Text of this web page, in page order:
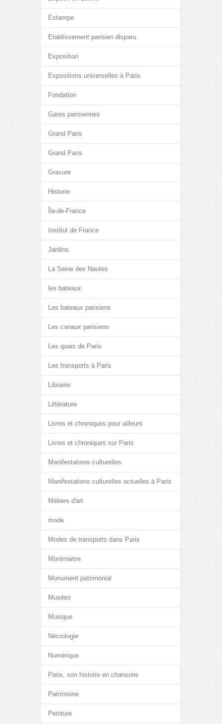
Estampe
Etablissement parisien disparu
Exposition
Expositions universelles à Paris
Fondation
Gares parisiennes
Grand Paris
Grand Paris
Gravure
Histoire
Île-de-France
Institut de France
Jardins
La Seine des Nautes
les bateaux
Les bateaux parisiens
Les canaux parisiens
Les quais de Paris
Les transports à Paris
Librairie
Littérature
Livres et chroniques pour ailleurs
Livres et chroniques sur Paris
Manifestations culturelles
Manifestations culturelles actuelles à Paris
Métiers d'art
mode
Modes de transports dans Paris
Montmartre
Monument patrimonial
Musées
Musique
Nécrologie
Numérique
Paris, son histoire en chansons
Patrimoine
Peinture